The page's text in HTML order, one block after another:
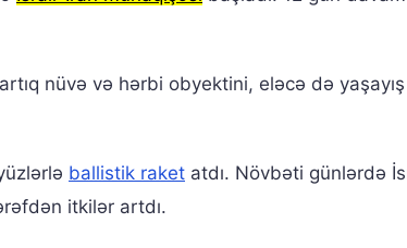
artıq nüvə və hərbi obyektini, eləcə də
ballistik raket atdı. Növbəti günlərdə
itkilər artdı.